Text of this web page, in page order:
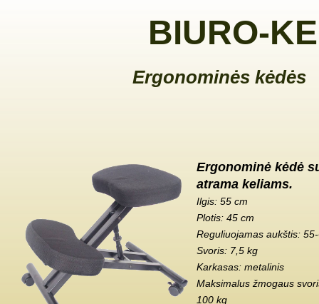
BIURO-
Ergonominės kėdės
Ergonominė kėdė
atrama keliams.
Ilgis: 55 cm
Plotis: 45 cm
Reguliuojamas aukštis:
Svoris: 7,5 kg
Karkasas: metalinis
Maksimalus žmogaus
100 kg